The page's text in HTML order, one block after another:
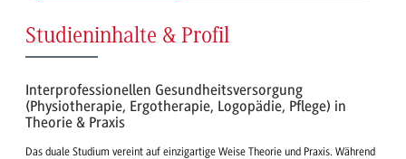
Studieninhalte & Profil
Interprofessionellen Gesundheitsversorgung
(Physiotherapie, Ergotherapie, Logopädie, Pflege) in
Theorie & Praxis
Das duale Studium vereint auf einzigartige Weise Theorie und Praxis. Während